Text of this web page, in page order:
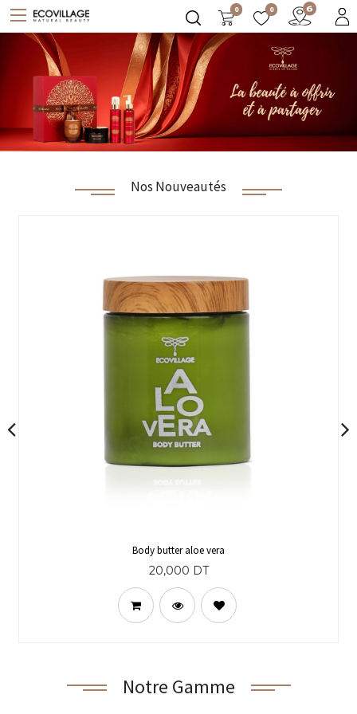
0 0
Nos Nouveautés
Body butter aloe vera
20,000 DT
Notre Gamme